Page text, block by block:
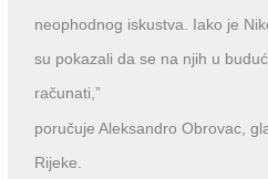
neophodnog iskustva. Iako je
su pokazali da se na njih u
računati,”
poručuje Aleksandro Obrovac,
Rijeke.